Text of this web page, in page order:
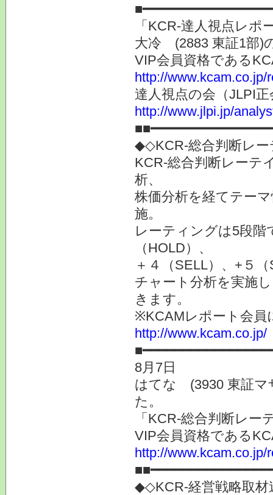
「KCR-達人視点レ
大冷 (2883 東証1部)
VIP会員資格である
http://www.kcam.co.jp/
達人視点の会（JLPI
http://www.jlpi.jp/
◆◇KCR-総合判断レ
KCR-総合判断レーテ
析、
株価分析を経てテー
施。
レーティングは5段階
（HOLD）、
＋４（SELL）、+５
チャート分析を実施
きます。
※KCAMレポート会員
http://www.kcam.co.jp/
8月7日
はてな (3930 東証マ
た。
「KCR-総合判断レ
VIP会員資格である
http://www.kcam.co.jp/
◆◇KCR-経営戦略取